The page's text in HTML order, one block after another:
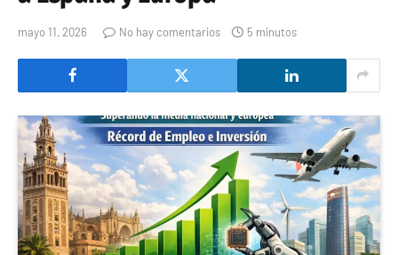
mayo 11, 2026 No hay comentarios 5 minutos